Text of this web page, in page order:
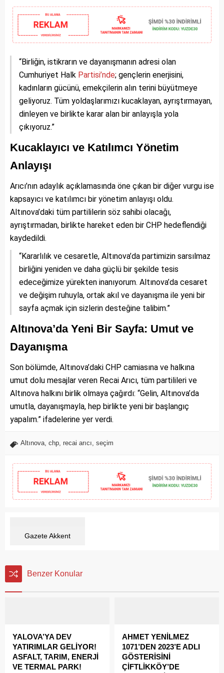
“Birliğin, istikrarın ve dayanışmanın adresi olan
Cumhuriyet Halk Partisi’nde; gençlerin enerjisini,
kadınların gücünü, emekçilerin alın terini büyütmeye
geliyoruz. Tüm yoldaşlarımızı kucaklayan, ayrıştırmayan,
dinleyen ve birlikte karar alan bir anlayışla yola
çıkıyoruz.”
Kucaklayıcı ve Katılımcı Yönetim
Anlayışı
Arıcı’nın adaylık açıklamasında öne çıkan bir diğer vurgu ise
kapsayıcı ve katılımcı bir yönetim anlayışı oldu.
Altınova’daki tüm partililerin söz sahibi olacağı,
ayrıştırmadan, birlikte hareket eden bir CHP hedeflendiği
kaydedildi.
“Kararlılık ve cesaretle, Altınova’da partimizin sarsılmaz
birliğini yeniden ve daha güçlü bir şekilde tesis
edeceğimize yürekten inanıyorum. Altınova’da cesaret
ve değişim ruhuyla, ortak akıl ve dayanışma ile yeni bir
sayfa açmak için sizlerin desteğine talibim.”
Altınova’da Yeni Bir Sayfa: Umut ve
Dayanışma
Son bölümde, Altınova’daki CHP camiasına ve halkına
umut dolu mesajlar veren Recai Arıcı, tüm partilileri ve
Altınova halkını birlik olmaya çağırdı: “Gelin, Altınova’da
umutla, dayanışmayla, hep birlikte yeni bir başlangıç
yapalım.” ifadelerine yer verdi.
Altınova chp recai arıcı seçim
Gazete Akkent
Benzer Konular
YALOVA’YA DEV
YATIRIMLAR GELİYOR!
ASFALT, TARIM, ENERJİ
VE TERMAL PARK!
AHMET YENİLMEZ
1071’DEN 2023’E ADLI
GÖSTERİSİNİ
ÇİFTLİKKÖY’DE